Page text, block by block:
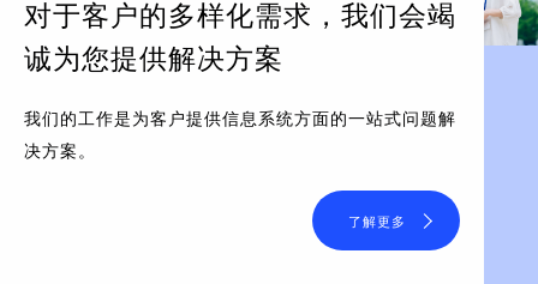
对于客户的多样化需求， 我们会竭
诚为您提供解决方案
我们的工作是为客户提供信息系统方面的一站式问题解
决方案。
了解更多